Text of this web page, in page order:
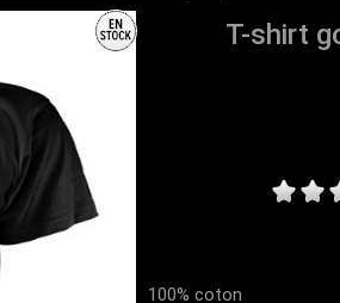
T-shirt
100% coton